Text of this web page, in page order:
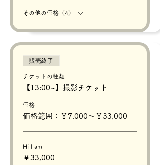
その他の価格（4）
販売終了
チケットの種類
【13:00~】撮影チケット
価格
価格範囲：￥7,000〜￥33,000
Hi I am
￥33,000